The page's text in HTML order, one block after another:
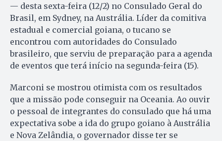
— desta sexta-feira (12/2) no Consulado Geral do
Brasil, em Sydney, na Austrália. Líder da comitiva
estadual e comercial goiana, o tucano se
encontrou com autoridades do Consulado
brasileiro, que serviu de preparação para a agenda
de eventos que terá início na segunda-feira (15).
Marconi se mostrou otimista com os resultados
que a missão pode conseguir na Oceania. Ao ouvir
o pessoal de integrantes do consulado que há uma
expectativa sobe a ida do grupo goiano à Austrália
e Nova Zelândia, o governador disse ter se